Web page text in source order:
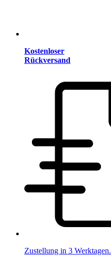
Kostenloser
Rückversand
Zustellung in 3 Werktagen.